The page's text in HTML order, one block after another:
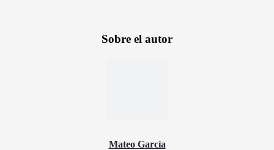
Sobre el autor
Mateo García